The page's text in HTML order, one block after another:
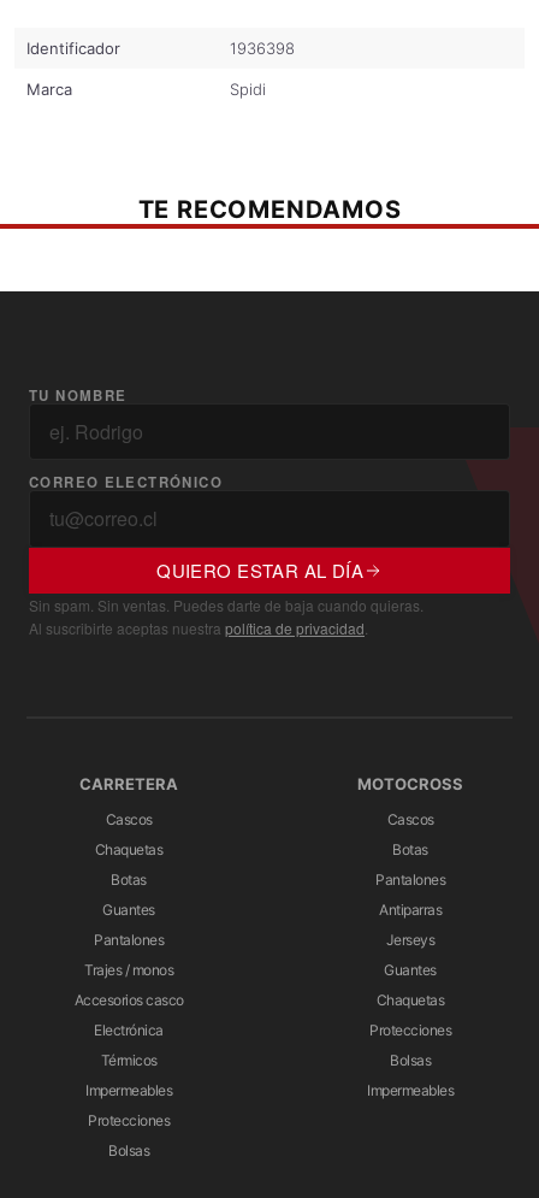
Identificador 1936398
Marca Spidi
TE RECOMENDAMOS
TU NOMBRE
CORREO ELECTRÓNICO
QUIERO ESTAR AL DÍA
Sin spam. Sin ventas. Puedes darte de baja cuando quieras.
Al suscribirte aceptas nuestra política de privacidad
CARRETERA
Cascos
Chaquetas
Botas
Guantes
Pantalones
Trajes / monos
Accesorios casco
Electrónica
Térmicos
Impermeables
Protecciones
Bolsas
MOTOCROSS
Cascos
Botas
Pantalones
Antiparras
Jerseys
Guantes
Chaquetas
Protecciones
Bolsas
Impermeables